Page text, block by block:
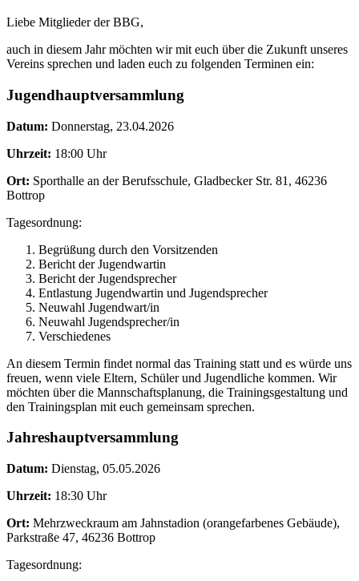
Liebe Mitglieder der BBG,
auch in diesem Jahr möchten wir mit euch über die Zukunft unseres
Vereins sprechen und laden euch zu folgenden Terminen ein:
Jugendhauptversammlung
Datum: Donnerstag, 23.04.2026
Uhrzeit: 18:00 Uhr
Ort: Sporthalle an der Berufsschule, Gladbecker Str. 81, 46236
Bottrop
Tagesordnung:
Begrüßung durch den Vorsitzenden
Bericht der Jugendwartin
Bericht der Jugendsprecher
Entlastung Jugendwartin und Jugendsprecher
Neuwahl Jugendwart/in
Neuwahl Jugendsprecher/in
Verschiedenes
An diesem Termin findet normal das Training statt und es würde uns
freuen, wenn viele Eltern, Schüler und Jugendliche kommen. Wir
möchten über die Mannschaftsplanung, die Trainingsgestaltung und
den Trainingsplan mit euch gemeinsam sprechen.
Jahreshauptversammlung
Datum: Dienstag, 05.05.2026
Uhrzeit: 18:30 Uhr
Ort: Mehrzweckraum am Jahnstadion (orangefarbenes Gebäude),
Parkstraße 47, 46236 Bottrop
Tagesordnung: